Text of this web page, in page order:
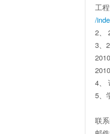
工
/
2、
3、
4、
5、
联